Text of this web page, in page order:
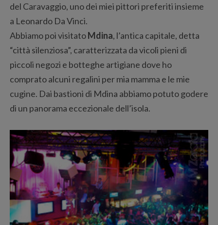
del Caravaggio, uno dei miei pittori preferiti insieme
a Leonardo Da Vinci.
Abbiamo poi visitatoMdina, l’antica capitale, detta
“città silenziosa”, caratterizzata da vicoli pieni di
piccoli negozi e botteghe artigiane dove ho
comprato alcuni regalini per mia mamma e le mie
cugine. Dai bastioni di Mdina abbiamo potuto godere
di un panorama eccezionale dell’isola.